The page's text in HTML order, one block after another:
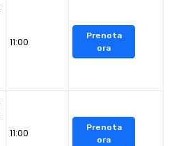
11:00
Prenota
ora
11:00
Prenota
ora